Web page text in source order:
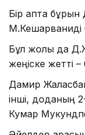
Бір апта
М.Кешарваниді
Бұл жолы да
жеңіске жетті –
Дамир
інші, доданың
Кумар